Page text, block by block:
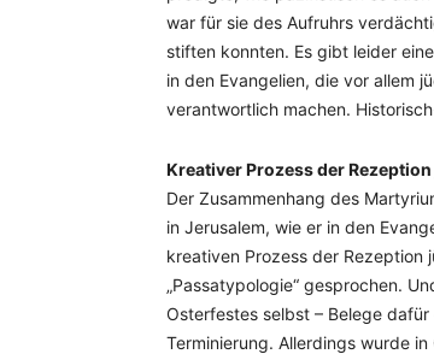
war für sie des Aufruhrs
stiften konnten. Es gibt leider
in den Evangelien, die vor allem
verantwortlich machen.
Kreativer Prozess der
Der Zusammenhang des
in Jerusalem, wie er in den
kreativen Prozess der Rezeption
„Passatypologie“ gesprochen.
Osterfestes selbst – Belege
Terminierung. Allerdings wurde